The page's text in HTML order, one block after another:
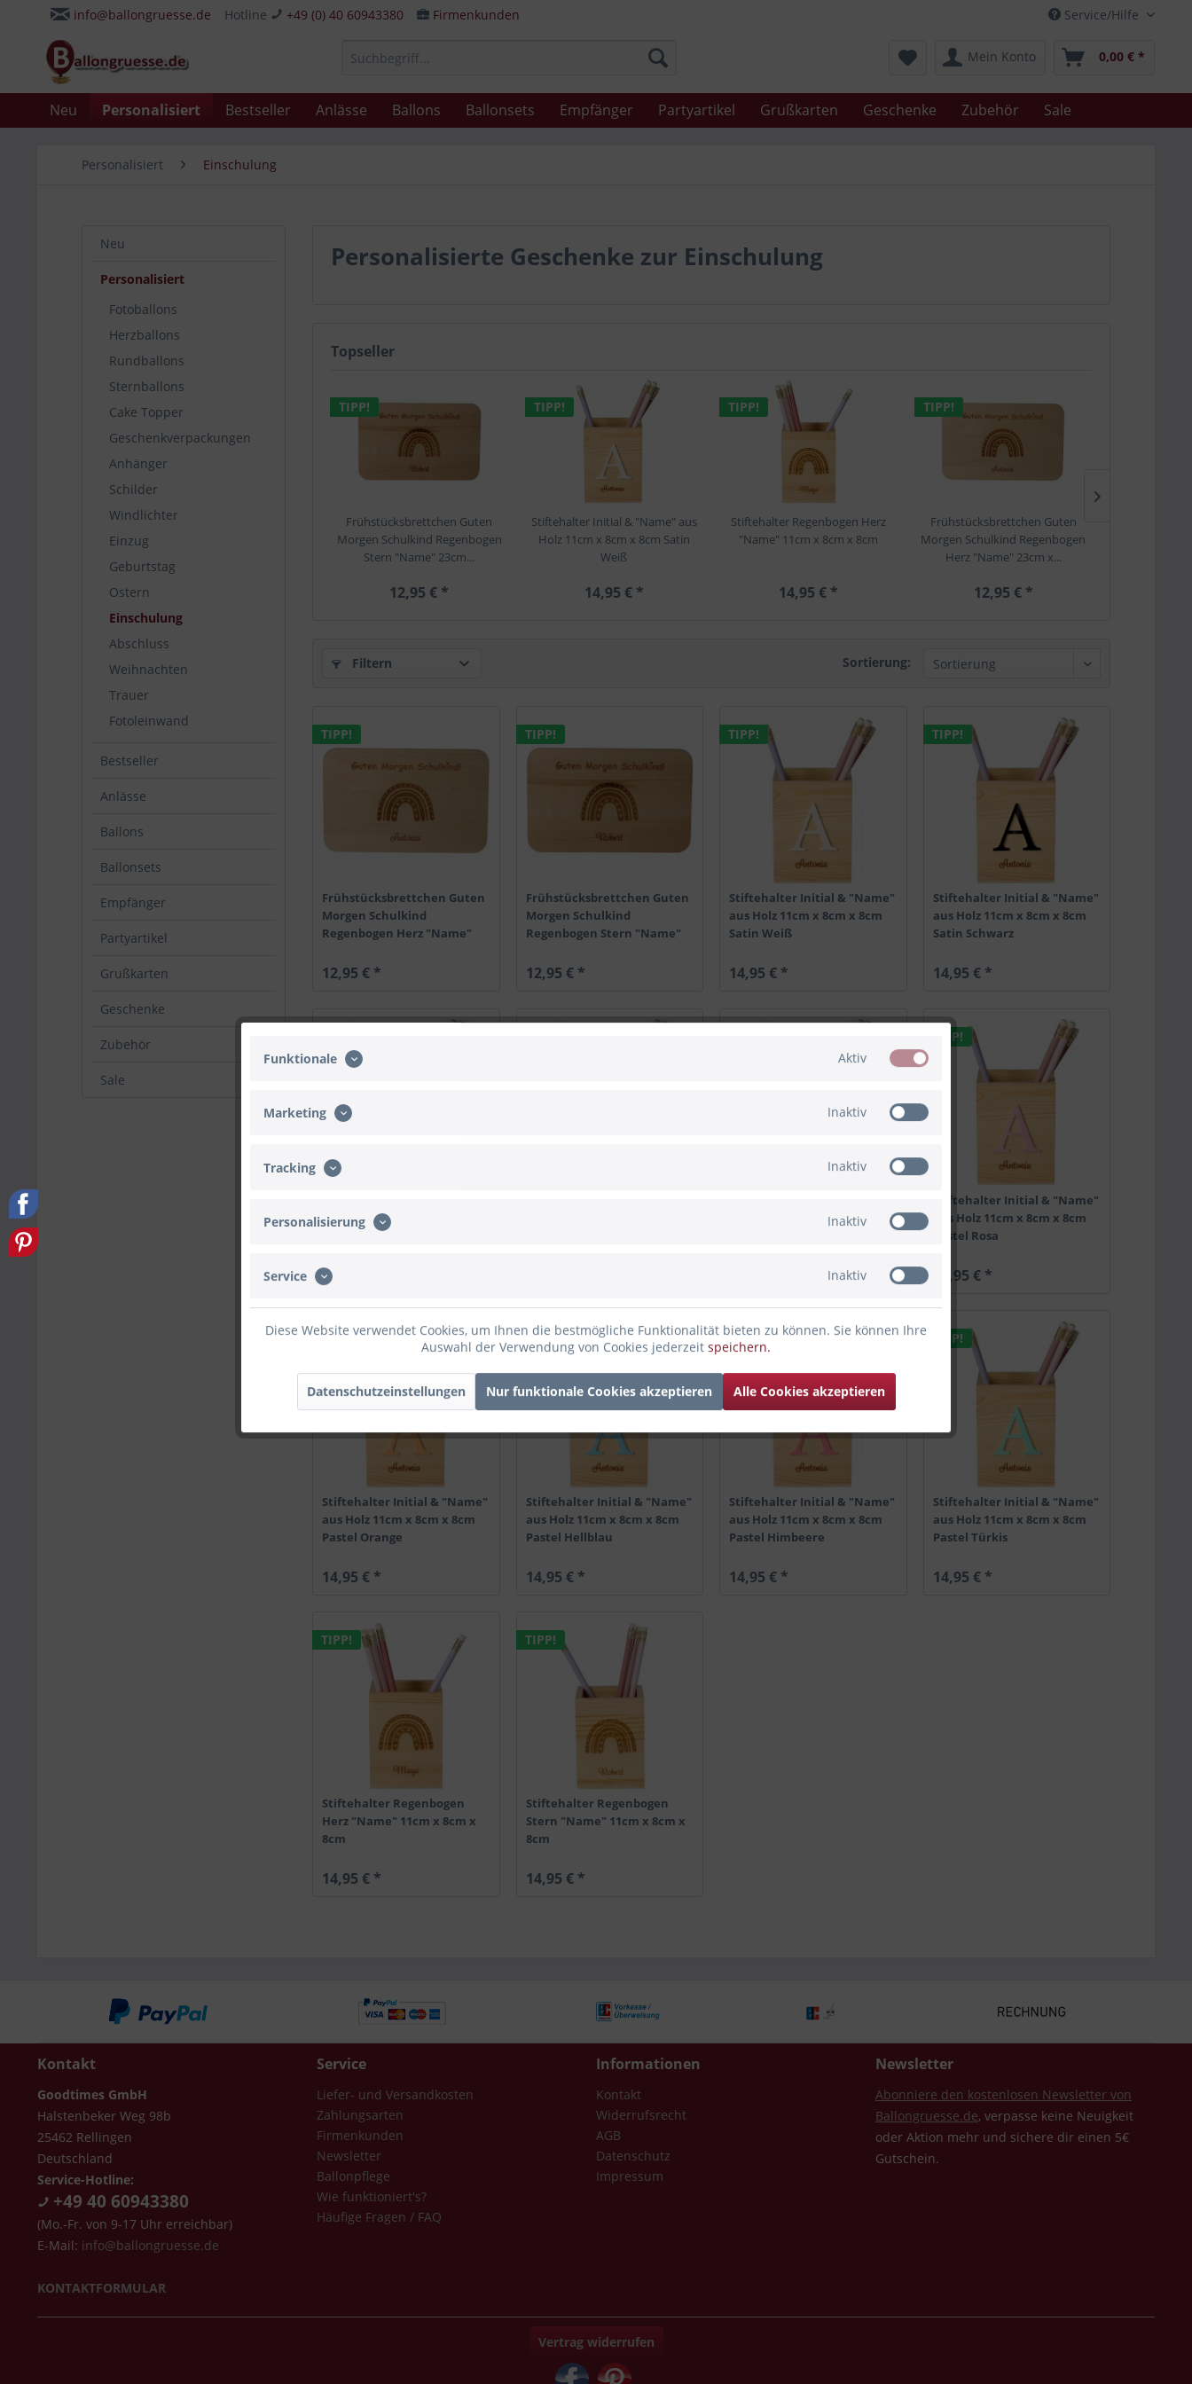
Service/Hilfe
info@ballongruesse.de Hotline +49 (0) 40 60943380 Firmenkunden
Mein Konto 0,00 € *
Neu Personalisiert Bestseller Anlässe Ballons Ballonsets Empfänger Partyartikel Grußkarten Geschenke Zubehör Sale
Personalisiert Einschulung
Neu
Personalisiert
Fotoballons
Herzballons
Rundballons
Sternballons
Cake Topper
Geschenkverpackungen
Anhänger
Schilder
Windlichter
Einzug
Geburtstag
Ostern
Einschulung
Abschluss
Weihnachten
Trauer
Fotoleinwand
Bestseller
Anlässe
Ballons
Ballonsets
Empfänger
Partyartikel
Grußkarten
Geschenke
Zubehör
Sale
Personalisierte Geschenke zur Einschulung
Topseller
TIPP!
Frühstücksbrettchen Guten
Morgen Schulkind Regenbogen
Stern "Name" 23cm...
12,95 € *
TIPP!
Stiftehalter Initial & "Name" aus
Holz 11cm x 8cm x 8cm Satin
Weiß
14,95 € *
TIPP!
Stiftehalter Regenbogen Herz
"Name" 11cm x 8cm x 8cm
14,95 € *
TIPP!
Frühstücksbrettchen Guten
Morgen Schulkind Regenbogen
Herz "Name" 23cm x...
12,95 € *
Filtern Sortierung:
TIPP!
Frühstücksbrettchen Guten
Morgen Schulkind
Regenbogen Herz "Name"
12,95 € *
TIPP!
Frühstücksbrettchen Guten
Morgen Schulkind
Regenbogen Stern "Name"
12,95 € *
TIPP!
Stiftehalter Initial & "Name"
aus Holz 11cm x 8cm x 8cm
Satin Weiß
14,95 € *
TIPP!
Stiftehalter Initial & "Name"
aus Holz 11cm x 8cm x 8cm
Satin Schwarz
14,95 € *
aus Holz 11cm x 8cm x 8cm
Pastel Mint
14,95 € *
aus Holz 11cm x 8cm x 8cm
TIPP!
Stiftehalter Initial & "Name"
aus Holz 11cm x 8cm x 8cm
Pastel Rosa
14,95 € *
TIPP!
Stiftehalter Initial & "Name"
aus Holz 11cm x 8cm x 8cm
Pastel Orange
14,95 € *
TIPP!
Stiftehalter Initial & "Name"
aus Holz 11cm x 8cm x 8cm
Pastel Hellblau
14,95 € *
TIPP!
Stiftehalter Initial & "Name"
aus Holz 11cm x 8cm x 8cm
Pastel Himbeere
14,95 € *
TIPP!
Stiftehalter Initial & "Name"
aus Holz 11cm x 8cm x 8cm
Pastel Türkis
14,95 € *
TIPP!
Stiftehalter Regenbogen
Herz "Name" 11cm x 8cm x
8cm
14,95 € *
TIPP!
Stiftehalter Regenbogen
Stern "Name" 11cm x 8cm x
8cm
14,95 € *
Kontakt
Goodtimes GmbH
Halstenbeker Weg 98b
25462 Rellingen
Deutschland
Service-Hotline:
+49 40 60943380
(Mo.-Fr. von 9-17 Uhr erreichbar)
E-Mail: info@ballongruesse.de
KONTAKTFORMULAR
Service
Liefer- und Versandkosten
Zahlungsarten
Firmenkunden
Newsletter
Ballonpflege
Wie funktioniert's?
Häufige Fragen / FAQ
Informationen
Kontakt
Widerrufsrecht
AGB
Datenschutz
Impressum
Newsletter
Abonniere den kostenlosen Newsletter von
Ballongruesse.de, verpasse keine Neuigkeit
oder Aktion mehr und sichere dir einen 5€
Gutschein.
Vertrag widerrufen
Funktionale Aktiv
Marketing Inaktiv
Tracking Inaktiv
Personalisierung Inaktiv
Service Inaktiv
Diese Website verwendet Cookies, um Ihnen die bestmögliche Funktionalität bieten zu können. Sie können Ihre
Auswahl der Verwendung von Cookies jederzeit speichern.
Datenschutzeinstellungen Nur funktionale Cookies akzeptieren Alle Cookies akzeptieren